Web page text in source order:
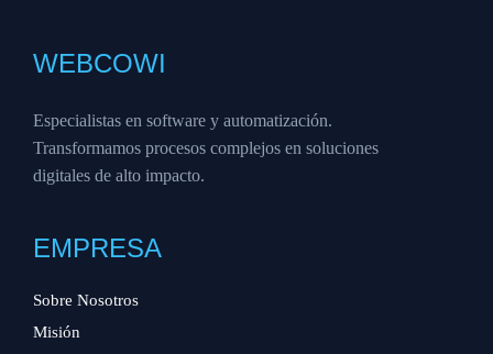
WEBCOWI
Especialistas en software y automatización.
Transformamos procesos complejos en soluciones
digitales de alto impacto.
EMPRESA
Sobre Nosotros
Misión